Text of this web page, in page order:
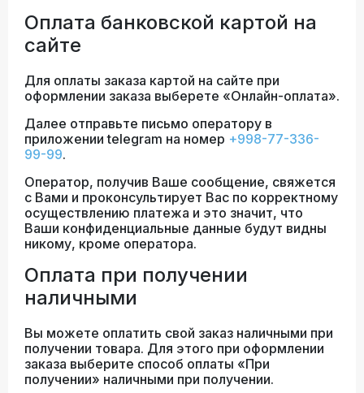
Оплата банковской картой на
сайте
Для оплаты заказа картой на сайте при
оформлении заказа выберете «Онлайн-оплата».
Далее отправьте письмо оператору в
приложении telegram на номер +998-77-336-
99-99.
Оператор, получив Ваше сообщение, свяжется
с Вами и проконсультирует Вас по корректному
осуществлению платежа и это значит, что
Ваши конфиденциальные данные будут видны
никому, кроме оператора.
Оплата при получении
наличными
Вы можете оплатить свой заказ наличными при
получении товара. Для этого при оформлении
заказа выберите способ оплаты «При
получении» наличными при получении.